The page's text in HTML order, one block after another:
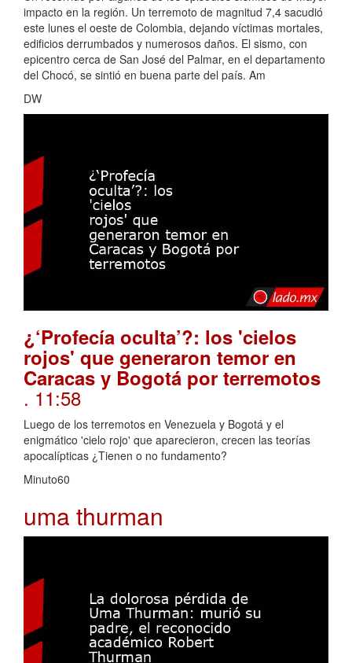
impacto en la región. Un terremoto de magnitud 7,4 sacudió
este lunes el oeste de Colombia, dejando víctimas mortales,
edificios derrumbados y numerosos daños. El sismo, con
epicentro cerca de San José del Palmar, en el departamento
del Chocó, se sintió en buena parte del país. Am
DW
¿‘Profecía oculta’?: los 'cielos
rojos' que generaron temor en
Caracas y Bogotá por terremotos
. 11:58
Luego de los terremotos en Venezuela y Bogotá y el
enigmático 'cielo rojo' que aparecieron, crecen las teorías
apocalípticas ¿Tienen o no fundamento?
Minuto60
uma thurman